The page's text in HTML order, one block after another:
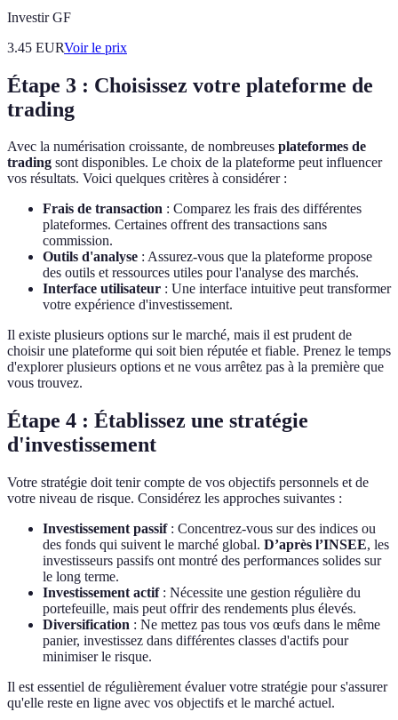
Investir GF
3.45 EURVoir le prix
Étape 3 : Choisissez votre plateforme de
trading
Avec la numérisation croissante, de nombreuses plateformes de
trading sont disponibles. Le choix de la plateforme peut influencer
vos résultats. Voici quelques critères à considérer :
Frais de transaction : Comparez les frais des différentes
plateformes. Certaines offrent des transactions sans
commission.
Outils d'analyse : Assurez-vous que la plateforme propose
des outils et ressources utiles pour l'analyse des marchés.
Interface utilisateur : Une interface intuitive peut transformer
votre expérience d'investissement.
Il existe plusieurs options sur le marché, mais il est prudent de
choisir une plateforme qui soit bien réputée et fiable. Prenez le temps
d'explorer plusieurs options et ne vous arrêtez pas à la première que
vous trouvez.
Étape 4 : Établissez une stratégie
d'investissement
Votre stratégie doit tenir compte de vos objectifs personnels et de
votre niveau de risque. Considérez les approches suivantes :
Investissement passif: Concentrez-vous sur des indices ou
des fonds qui suivent le marché global. D’après l’INSEE, les
investisseurs passifs ont montré des performances solides sur
le long terme.
Investissement actif: Nécessite une gestion régulière du
portefeuille, mais peut offrir des rendements plus élevés.
Diversification : Ne mettez pas tous vos œufs dans le même
panier, investissez dans différentes classes d'actifs pour
minimiser le risque.
Il est essentiel de régulièrement évaluer votre stratégie pour s'assurer
qu'elle reste en ligne avec vos objectifs et le marché actuel.